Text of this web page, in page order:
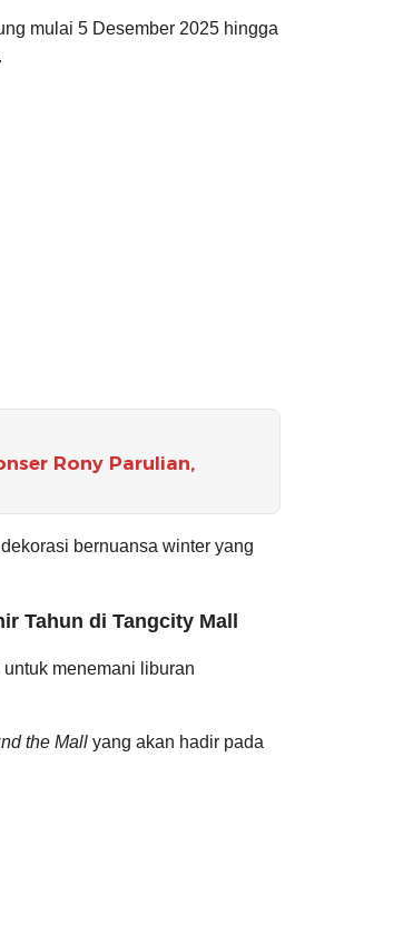
mulai 5 Desember 2025 hingga
Rony Parulian,
bernuansa winter yang
Tahun di Tangcity Mall
menemani liburan
the Mall yang akan hadir pada